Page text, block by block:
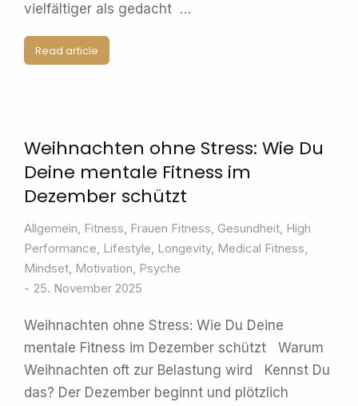
vielfältiger als gedacht …
Read article
Weihnachten ohne Stress: Wie Du
Deine mentale Fitness im
Dezember schützt
Allgemein, Fitness, Frauen Fitness, Gesundheit, High
Performance, Lifestyle, Longevity, Medical Fitness,
Mindset, Motivation, Psyche
25. November 2025
Weihnachten ohne Stress: Wie Du Deine
mentale Fitness im Dezember schützt Warum
Weihnachten oft zur Belastung wird Kennst Du
das? Der Dezember beginnt und plötzlich